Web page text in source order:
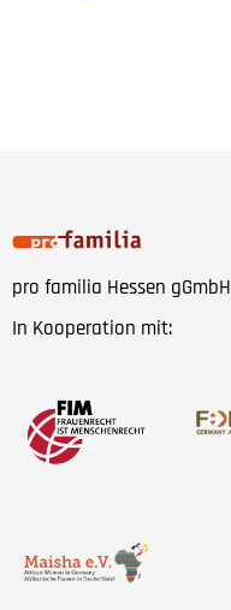
pro familia Hessen gGmbH
In Kooperation mit: